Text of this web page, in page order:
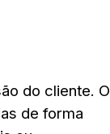
do cliente. O
de forma